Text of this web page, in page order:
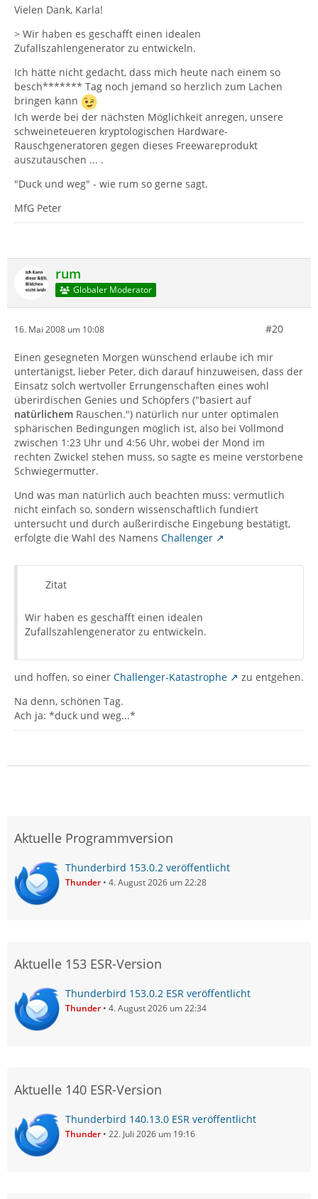
Vielen Dank, Karla!
> Wir haben es geschafft einen idealen
Zufallszahlengenerator zu entwickeln.
Ich hätte nicht gedacht, dass mich heute nach einem so
besch******* Tag noch jemand so herzlich zum Lachen
bringen kann
Ich werde bei der nächsten Möglichkeit anregen, unsere
schweineteueren kryptologischen Hardware-
Rauschgeneratoren gegen dieses Freewareprodukt
auszutauschen ... .
"Duck und weg" - wie rum so gerne sagt.
MfG Peter
rum
Globaler Moderator
16. Mai 2008 um 10:08 #20
Einen gesegneten Morgen wünschend erlaube ich mir
untertänigst, lieber Peter, dich darauf hinzuweisen, dass der
Einsatz solch wertvoller Errungenschaften eines wohl
überirdischen Genies und Schöpfers ("basiert auf
natürlichem Rauschen.") natürlich nur unter optimalen
sphärischen Bedingungen möglich ist, also bei Vollmond
zwischen 1:23 Uhr und 4:56 Uhr, wobei der Mond im
rechten Zwickel stehen muss, so sagte es meine verstorbene
Schwiegermutter.
Und was man natürlich auch beachten muss: vermutlich
nicht einfach so, sondern wissenschaftlich fundiert
untersucht und durch außerirdische Eingebung bestätigt,
erfolgte die Wahl des Namens Challenger
Zitat
Wir haben es geschafft einen idealen
Zufallszahlengenerator zu entwickeln.
und hoffen, so einer Challenger-Katastrophe
zu entgehen.
Na denn, schönen Tag.
Ach ja: *duck und weg...*
Aktuelle Programmversion
Thunderbird 153.0.2 veröffentlicht
Thunder 4. August 2026 um 22:28
Aktuelle 153 ESR-Version
Thunderbird 153.0.2 ESR veröffentlicht
Thunder 4. August 2026 um 22:34
Aktuelle 140 ESR-Version
Thunderbird 140.13.0 ESR veröffentlicht
Thunder 22. Juli 2026 um 19:16